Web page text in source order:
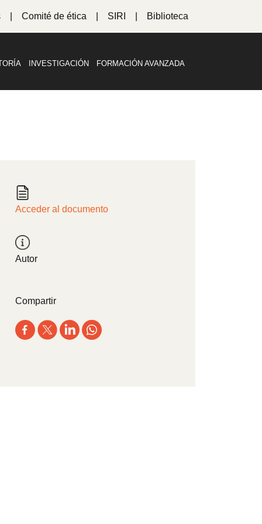
Comité de ética SIRI Biblioteca
INVESTIGACIÓN FORMACIÓN AVANZADA
Acceder al documento
Autor
Compartir